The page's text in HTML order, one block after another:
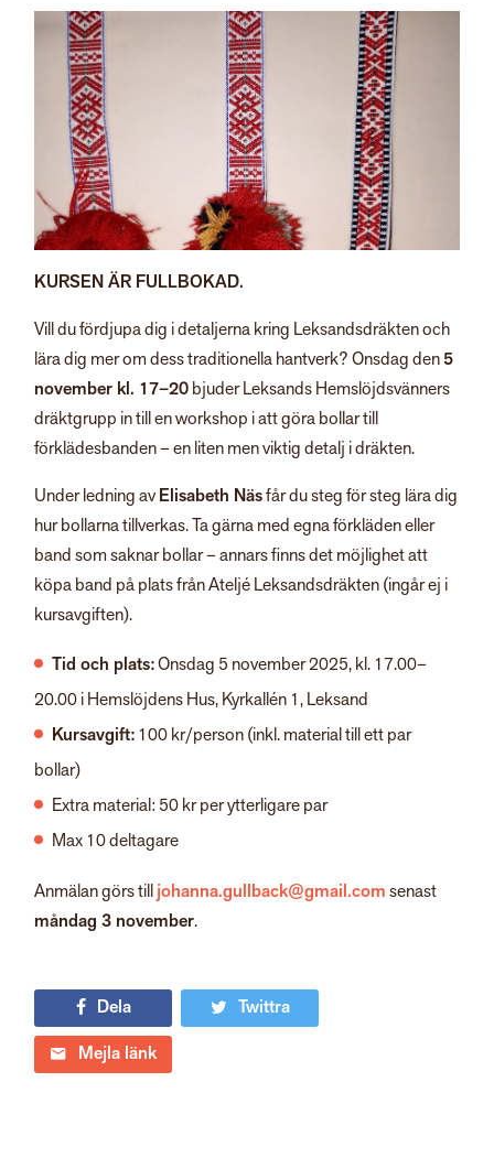
KURSEN ÄR FULLBOKAD.
Vill du fördjupa dig i detaljerna kring Leksandsdräkten och
lära dig mer om dess traditionella hantverk? Onsdag den5
november kl. 17–20bjuder Leksands Hemslöjdsvänners
dräktgrupp in till en workshop i att göra bollar till
förklädesbanden – en liten men viktig detalj i dräkten.
Under ledning avElisabeth Näsfår du steg för steg lära dig
hur bollarna tillverkas. Ta gärna med egna förkläden eller
band som saknar bollar – annars finns det möjlighet att
köpa band på plats från Ateljé Leksandsdräkten (ingår ej i
kursavgiften).
Tid och plats:Onsdag 5 november 2025, kl. 17.00–
20.00 i Hemslöjdens Hus, Kyrkallén 1, Leksand
Kursavgift: 100 kr/person (inkl. material till ett par
bollar)
Extra material: 50 kr per ytterligare par
Max 10 deltagare
Anmälan görs tilljohanna.gullback@gmail.comsenast
måndag 3 november.
Dela
Twittra
Mejla länk